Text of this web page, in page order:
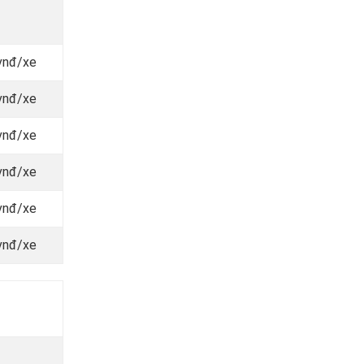
xe
xe
xe
xe
xe
xe